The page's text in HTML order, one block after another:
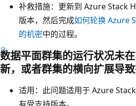
补救措施：更新到 Azure Stack
版本，然后完成如何轮换 Azure
的机密中的过程。
数据平面群集的运行状况未
新，或者群集的横向扩展导
适用：此问题适用于 Azure
有受支持版本。